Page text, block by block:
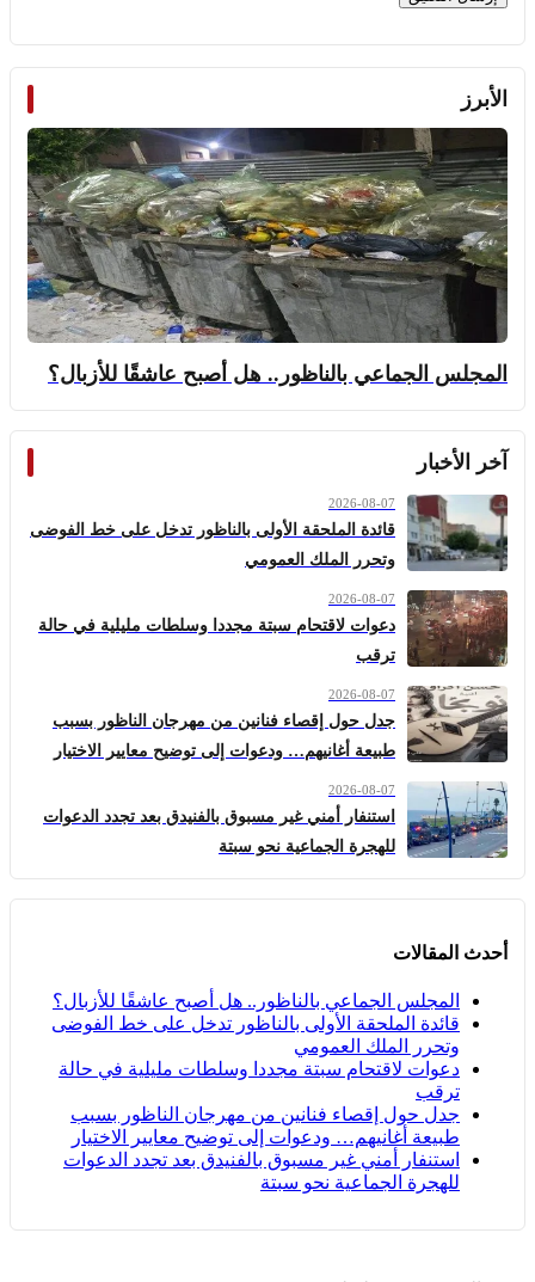
الأبرز
المجلس الجماعي بالناظور.. هل أصبح عاشقًا للأزبال؟
آخر الأخبار
2026-08-07
قائدة الملحقة الأولى بالناظور تدخل على خط الفوضى
وتحرر الملك العمومي
2026-08-07
دعوات لاقتحام سبتة مجددا وسلطات مليلية في حالة
ترقب
2026-08-07
جدل حول إقصاء فنانين من مهرجان الناظور بسبب
طبيعة أغانيهم… ودعوات إلى توضيح معايير الاختيار
2026-08-07
استنفار أمني غير مسبوق بالفنيدق بعد تجدد الدعوات
للهجرة الجماعية نحو سبتة
أحدث المقالات
المجلس الجماعي بالناظور.. هل أصبح عاشقًا للأزبال؟
قائدة الملحقة الأولى بالناظور تدخل على خط الفوضى
وتحرر الملك العمومي
دعوات لاقتحام سبتة مجددا وسلطات مليلية في حالة
ترقب
جدل حول إقصاء فنانين من مهرجان الناظور بسبب
طبيعة أغانيهم… ودعوات إلى توضيح معايير الاختيار
استنفار أمني غير مسبوق بالفنيدق بعد تجدد الدعوات
للهجرة الجماعية نحو سبتة